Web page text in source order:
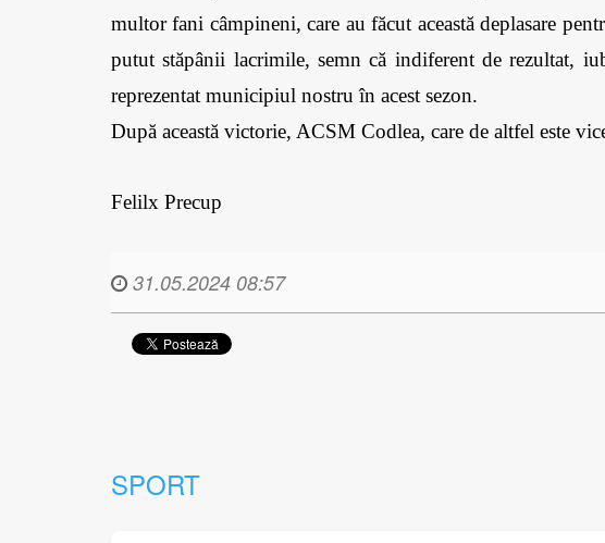
multor fani câmpineni, care au făcut această deplasare
putut stăpânii lacrimile, semn că indiferent de rezultat,
reprezentat municipiul nostru în acest sezon.
După această victorie, ACSM Codlea, care de altfel este
Felilx Precup
31.05.2024 08:57
SPORT